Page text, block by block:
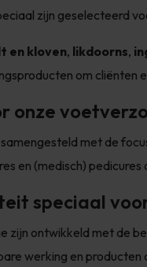
zijn geselecteerd
en kloven, likdoorns,
om cliënten
onze
met de
en (medisch)
speciaal
zijn ontwikkeld met de
werking en producten